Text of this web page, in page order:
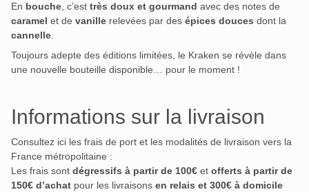
En bouche, c’est très doux et gourmand avec des notes de
caramel et de vanille relevées par des épices douces dont la
cannelle.
Toujours adepte des éditions limitées, le Kraken se révèle dans
une nouvelle bouteille disponible… pour le moment !
Informations sur la livraison
Consultez ici les frais de port et les modalités de livraison vers la
France métropolitaine :
Les frais sont dégressifs à partir de 100€ et offerts à partir de
150€ d’achat pour les livraisons en relais et 300€ à domicile